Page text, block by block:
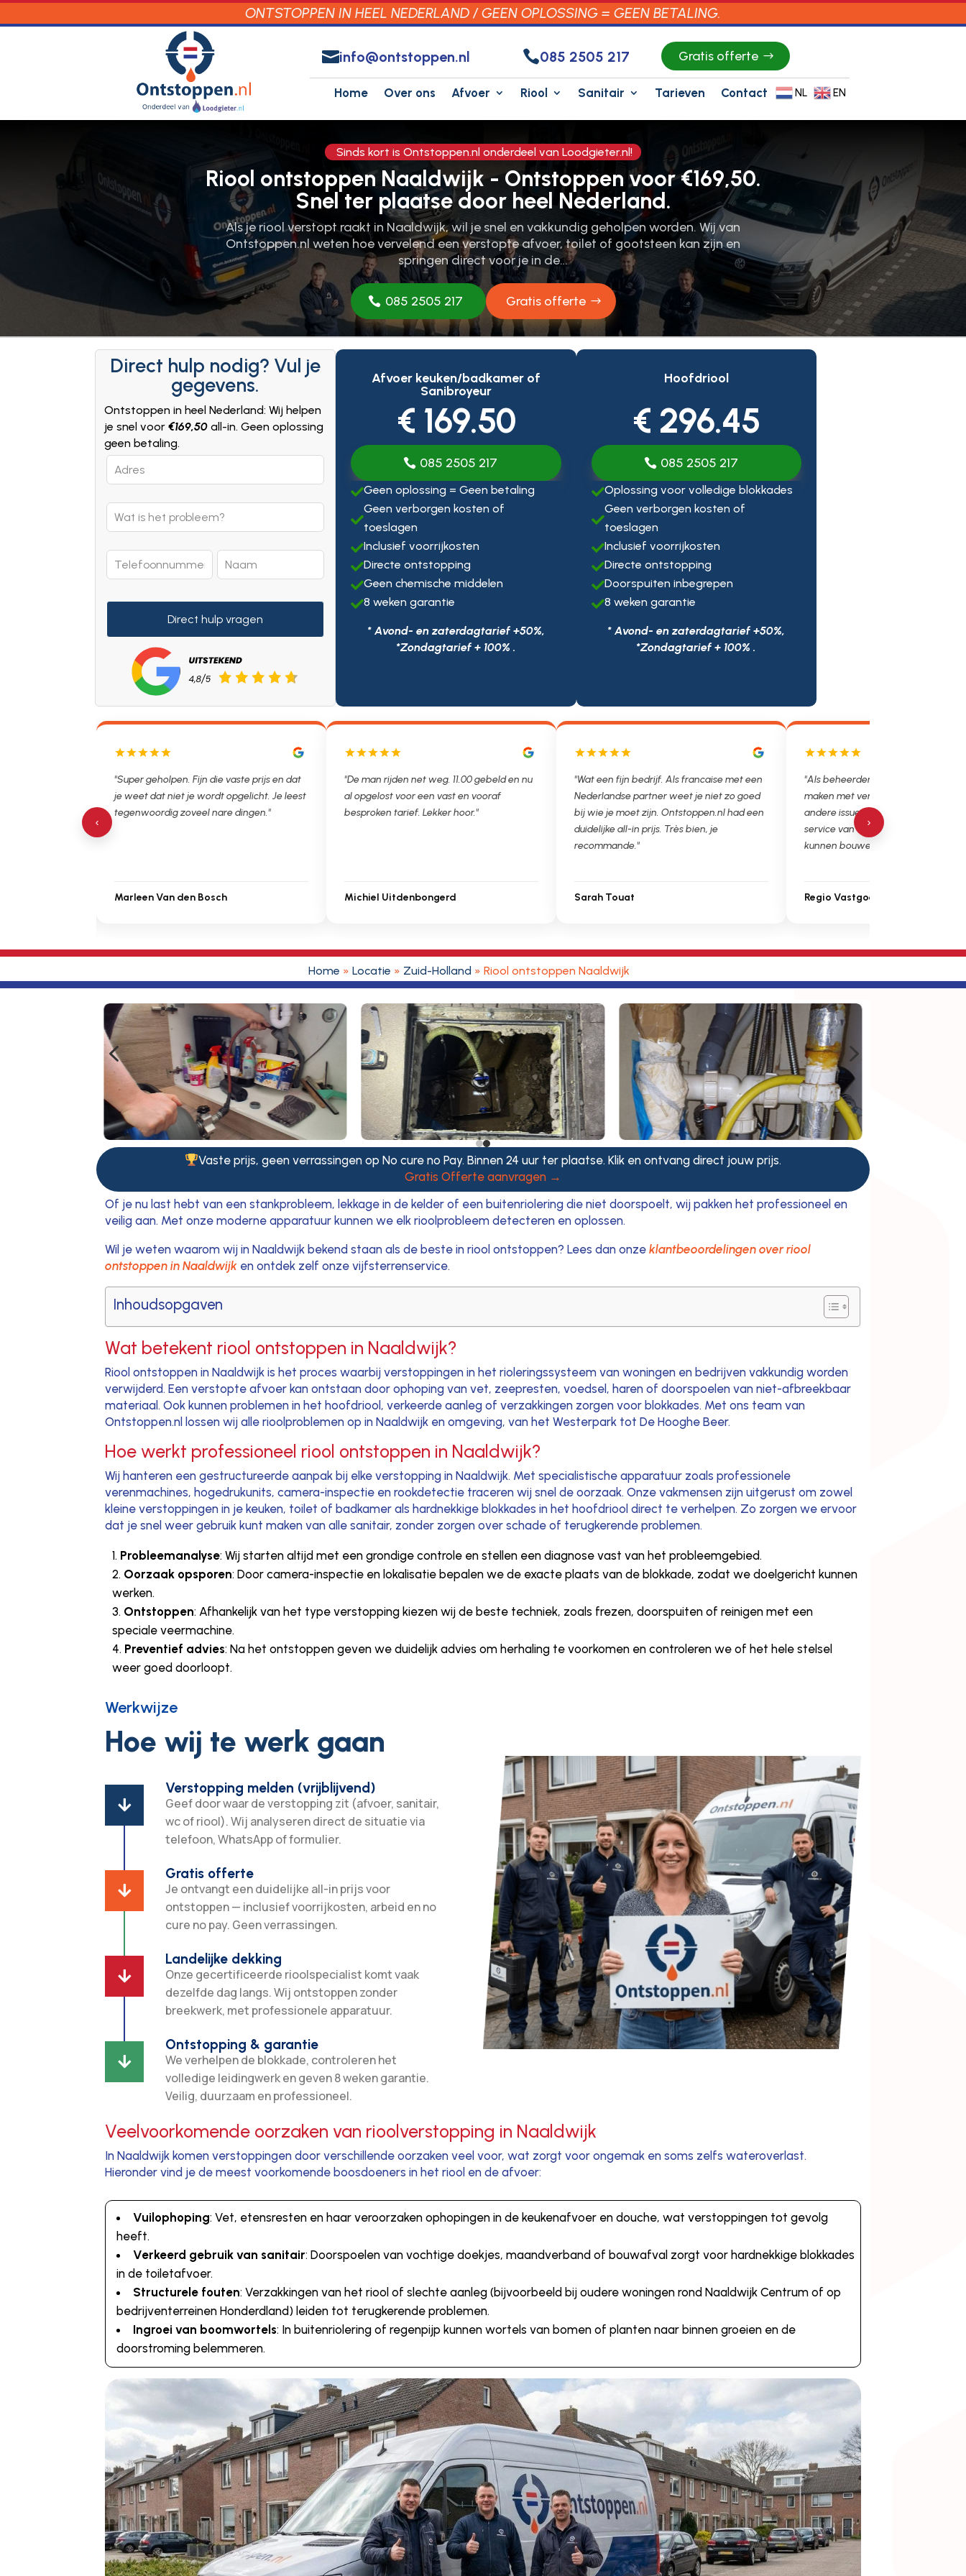
ONTSTOPPEN IN HEEL NEDERLAND / GEEN OPLOSSING = GEEN BETALING.
info@ontstoppen.nl 085 2505 217 Gratis offerte
Home Over ons Afvoer Riool Sanitair Tarieven Contact NL EN
Sinds kort is Ontstoppen.nl onderdeel van Loodgieter.nl!
Riool ontstoppen Naaldwijk - Ontstoppen voor €169,50.
Snel ter plaatse door heel Nederland.
Als je riool verstopt raakt in Naaldwijk, wil je snel en vakkundig geholpen worden.​ Wij van
Ontstoppen.​nl weten hoe vervelend een verstopte afvoer, toilet of gootsteen kan zijn en
springen direct voor je in de…
085 2505 217 Gratis offerte
Direct hulp nodig? Vul je
gegevens.
Ontstoppen in heel Nederland: Wij helpen
je snel voor €169,50 all-in. Geen oplossing
geen betaling.
Leave
this
blank
Direct hulp vragen
Afvoer keuken/badkamer of
Sanibroyeur
€ 169.50
085 2505 217
Geen oplossing = Geen betaling

Geen verborgen kosten of
toeslagen
Inclusief voorrijkosten
Directe ontstopping
Geen chemische middelen
8 weken garantie
* Avond- en zaterdagtarief +50%,
*Zondagtarief + 100% .
Hoofdriool
€ 296.45
085 2505 217
Oplossing voor volledige blokkades

Geen verborgen kosten of
toeslagen
Inclusief voorrijkosten
Directe ontstopping
Doorspuiten inbegrepen
8 weken garantie
* Avond- en zaterdagtarief +50%,
*Zondagtarief + 100% .
"Super geholpen. Fijn die vaste prijs en dat
je weet dat niet je wordt opgelicht. Je leest
tegenwoordig zoveel nare dingen."
Marleen Van den Bosch
"De man rijden net weg. 11.00 gebeld en nu
al opgelost voor een vast en vooraf
besproken tarief. Lekker hoor."
Michiel Uitdenbongerd
"Wat een fijn bedrijf. Als francaise met een
Nederlandse partner weet je niet zo goed
bij wie je moet zijn. Ontstoppen.nl had een
duidelijke all-in prijs. Très bien, je
recommande."
Sarah Touat
"Als beheerder hebben we helaas
maken met verstoppingen,
andere issues. Het is super fijn dat
service van Ontstoppen.nl en
kunnen bouwen. Ga zo door!"
Regio Vastgoedbeheer
‹ ›
Home » Locatie » Zuid-Holland » Riool ontstoppen Naaldwijk
4 5
Vaste prijs, geen verrassingen op No cure no Pay. Binnen 24 uur ter plaatse. Klik en ontvang direct jouw prijs.
Gratis Offerte aanvragen →
Of je nu last hebt van een stankprobleem, lekkage in de kelder of een buitenriolering die niet doorspoelt, wij pakken het professioneel en
veilig aan. Met onze moderne apparatuur kunnen we elk rioolprobleem detecteren en oplossen.
Wil je weten waarom wij in Naaldwijk bekend staan als de beste in riool ontstoppen? Lees dan onzeklantbeoordelingen over riool
ontstoppen in Naaldwijk en ontdek zelf onze vijfsterrenservice.
Inhoudsopgaven
Wat betekent riool ontstoppen in Naaldwijk?
Riool ontstoppen in Naaldwijk is het proces waarbij verstoppingen in het rioleringssysteem van woningen en bedrijven vakkundig worden
verwijderd. Een verstopte afvoer kan ontstaan door ophoping van vet, zeepresten, voedsel, haren of doorspoelen van niet-afbreekbaar
materiaal. Ook kunnen problemen in het hoofdriool, verkeerde aanleg of verzakkingen zorgen voor blokkades. Met ons team van
Ontstoppen.nl lossen wij alle rioolproblemen op in Naaldwijk en omgeving, van het Westerpark tot De Hooghe Beer.
Hoe werkt professioneel riool ontstoppen in Naaldwijk?
Wij hanteren een gestructureerde aanpak bij elke verstopping in Naaldwijk. Met specialistische apparatuur zoals professionele
verenmachines, hogedrukunits, camera-inspectie en rookdetectie traceren wij snel de oorzaak. Onze vakmensen zijn uitgerust om zowel
kleine verstoppingen in je keuken, toilet of badkamer als hardnekkige blokkades in het hoofdriool direct te verhelpen. Zo zorgen we ervoor
dat je snel weer gebruik kunt maken van alle sanitair, zonder zorgen over schade of terugkerende problemen.
Probleemanalyse: Wij starten altijd met een grondige controle en stellen een diagnose vast van het probleemgebied.
Oorzaak opsporen: Door camera-inspectie en lokalisatie bepalen we de exacte plaats van de blokkade, zodat we doelgericht kunnen
werken.
Ontstoppen: Afhankelijk van het type verstopping kiezen wij de beste techniek, zoals frezen, doorspuiten of reinigen met een
speciale veermachine.
Preventief advies: Na het ontstoppen geven we duidelijk advies om herhaling te voorkomen en controleren we of het hele stelsel
weer goed doorloopt.
Werkwijze
Hoe wij te werk gaan

Verstopping melden (vrijblijvend)
Geef door waar de verstopping zit (afvoer, sanitair,
wc of riool). Wij analyseren direct de situatie via
telefoon, WhatsApp of formulier.

Gratis offerte
Je ontvangt een duidelijke all-in prijs voor
ontstoppen — inclusief voorrijkosten, arbeid en no
cure no pay. Geen verrassingen.

Landelijke dekking
Onze gecertificeerde rioolspecialist komt vaak
dezelfde dag langs. Wij ontstoppen zonder
breekwerk, met professionele apparatuur.

Ontstopping & garantie
We verhelpen de blokkade, controleren het
volledige leidingwerk en geven 8 weken garantie.
Veilig, duurzaam en professioneel.
Veelvoorkomende oorzaken van rioolverstopping in Naaldwijk
In Naaldwijk komen verstoppingen door verschillende oorzaken veel voor, wat zorgt voor ongemak en soms zelfs wateroverlast.
Hieronder vind je de meest voorkomende boosdoeners in het riool en de afvoer:
Vuilophoping: Vet, etensresten en haar veroorzaken ophopingen in de keukenafvoer en douche, wat verstoppingen tot gevolg
heeft.
Verkeerd gebruik van sanitair: Doorspoelen van vochtige doekjes, maandverband of bouwafval zorgt voor hardnekkige blokkades
in de toiletafvoer.
Structurele fouten: Verzakkingen van het riool of slechte aanleg (bijvoorbeeld bij oudere woningen rond Naaldwijk Centrum of op
bedrijventerreinen Honderdland) leiden tot terugkerende problemen.
Ingroei van boomwortels: In buitenriolering of regenpijp kunnen wortels van bomen of planten naar binnen groeien en de
doorstroming belemmeren.